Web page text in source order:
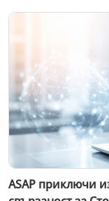
ASAP приключи